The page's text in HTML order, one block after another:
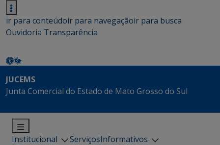
ir para conteúdoir para navegaçãoir para busca
Ouvidoria Transparência
JUCEMS
Junta Comercial do Estado de Mato Grosso do Sul
Institucional ServiçosInformativos